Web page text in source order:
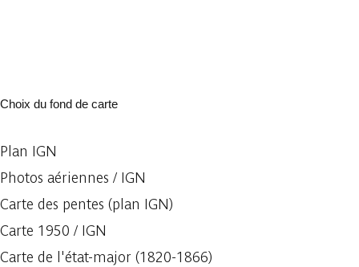
Choix du fond de carte
Plan IGN
Photos aériennes / IGN
Carte des pentes (plan IGN)
Carte 1950 / IGN
Carte de l'état-major (1820-1866)